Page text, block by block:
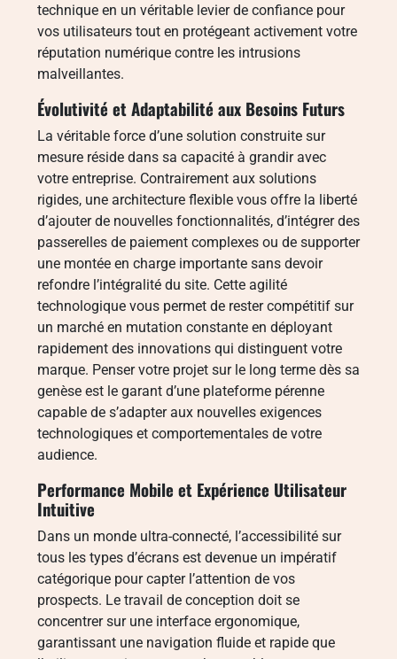
technique en un véritable levier de confiance pour
vos utilisateurs tout en protégeant activement votre
réputation numérique contre les intrusions
malveillantes.
Évolutivité et Adaptabilité aux Besoins Futurs
La véritable force d’une solution construite sur
mesure réside dans sa capacité à grandir avec
votre entreprise. Contrairement aux solutions
rigides, une architecture flexible vous offre la liberté
d’ajouter de nouvelles fonctionnalités, d’intégrer des
passerelles de paiement complexes ou de supporter
une montée en charge importante sans devoir
refondre l’intégralité du site. Cette agilité
technologique vous permet de rester compétitif sur
un marché en mutation constante en déployant
rapidement des innovations qui distinguent votre
marque. Penser votre projet sur le long terme dès sa
genèse est le garant d’une plateforme pérenne
capable de s’adapter aux nouvelles exigences
technologiques et comportementales de votre
audience.
Performance Mobile et Expérience Utilisateur
Intuitive
Dans un monde ultra-connecté, l’accessibilité sur
tous les types d’écrans est devenue un impératif
catégorique pour capter l’attention de vos
prospects. Le travail de conception doit se
concentrer sur une interface ergonomique,
garantissant une navigation fluide et rapide que